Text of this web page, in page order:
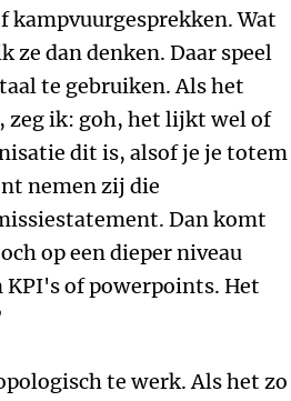
kampvuurgesprekken. Wat
ze dan denken. Daar speel
te gebruiken. Als het
zeg ik: goh, het lijkt wel of
dit is, alsof je je totem
nemen zij die
Dan komt
op een dieper niveau
of powerpoints. Het
te werk. Als het zo